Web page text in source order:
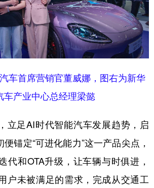
天津 河北 山西
广西 海南 重庆
车首席营销官董威娜，图右为新华
车产业中心总经理梁懿
立足AI时代智能汽车发展趋势，启
锚定“可进化能力”这一产品尖点，
代和OTA升级，让车辆与时俱进，
户未被满足的需求，完成从交通工